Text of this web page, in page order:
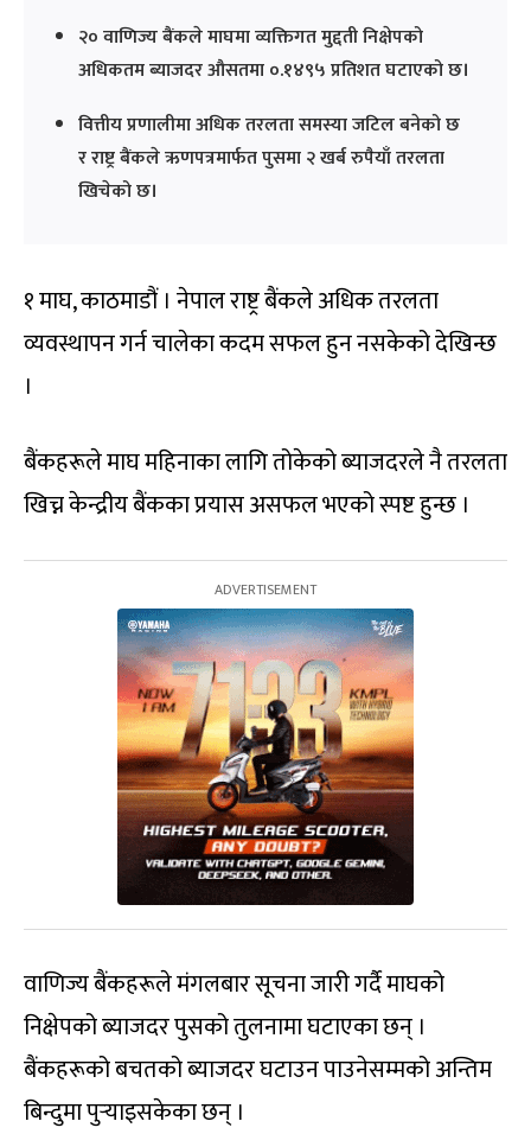
२० वाणिज्य बैंकले माघमा व्यक्तिगत मुद्दती निक्षेपको
अधिकतम ब्याजदर औसतमा ०.१४९५ प्रतिशत घटाएको छ।
वित्तीय प्रणालीमा अधिक तरलता समस्या जटिल बनेको छ
र राष्ट्र बैंकले ऋणपत्रमार्फत पुसमा २ खर्ब रुपैयाँ तरलता
खिचेको छ।
१ माघ, काठमाडौं । नेपाल राष्ट्र बैंकले अधिक तरलता
व्यवस्थापन गर्न चालेका कदम सफल हुन नसकेको देखिन्छ
।
बैंकहरूले माघ महिनाका लागि तोकेको ब्याजदरले नै तरलता
खिच्न केन्द्रीय बैंकका प्रयास असफल भएको स्पष्ट हुन्छ ।
वाणिज्य बैंकहरूले मंगलबार सूचना जारी गर्दै माघको
निक्षेपको ब्याजदर पुसको तुलनामा घटाएका छन् ।
बैंकहरूको बचतको ब्याजदर घटाउन पाउनेसम्मको अन्तिम
बिन्दुमा पुर्‍याइसकेका छन् ।